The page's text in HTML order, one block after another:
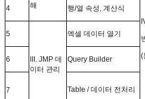
해
(
4 행/열 속성, 계산식
5
III. JMP 데
이터 관리
엑셀 데이터 열기
6 Query Builder
7 Table /데이터 전처리